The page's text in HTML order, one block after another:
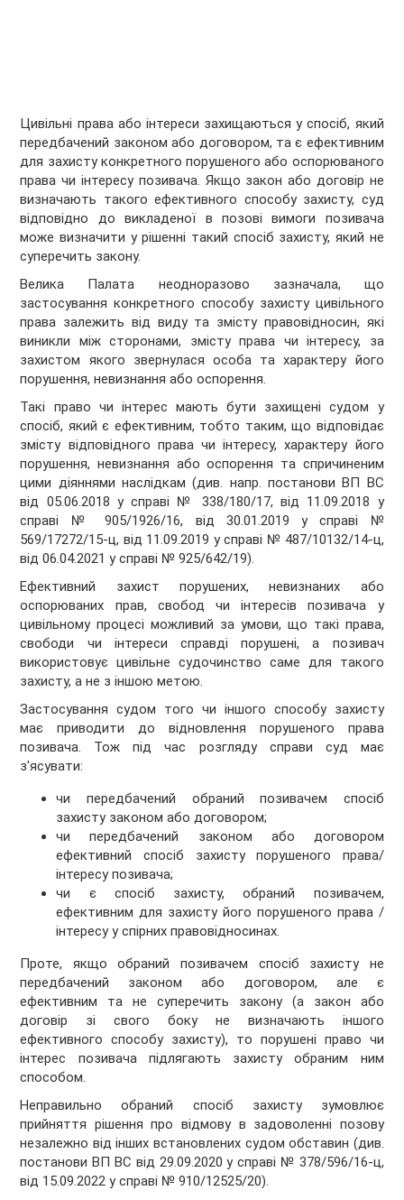
Цивільні права або інтереси захищаються у спосіб, який
передбачений законом або договором, та є ефективним
для захисту конкретного порушеного або оспорюваного
права чи інтересу позивача. Якщо закон або договір не
визначають такого ефективного способу захисту, суд
відповідно до викладеної в позові вимоги позивача
може визначити у рішенні такий спосіб захисту, який не
суперечить закону.
Велика Палата неодноразово зазначала, що
застосування конкретного способу захисту цивільного
права залежить від виду та змісту правовідносин, які
виникли між сторонами, змісту права чи інтересу, за
захистом якого звернулася особа та характеру його
порушення, невизнання або оспорення.
Такі право чи інтерес мають бути захищені судом у
спосіб, який є ефективним, тобто таким, що відповідає
змісту відповідного права чи інтересу, характеру його
порушення, невизнання або оспорення та спричиненим
цими діяннями наслідкам (див. напр. постанови ВП ВС
від 05.06.2018 у справі № 338/180/17, від 11.09.2018 у
справі № 905/1926/16, від 30.01.2019 у справі №
569/17272/15-ц, від 11.09.2019 у справі № 487/10132/14-ц,
від 06.04.2021 у справі № 925/642/19).
Ефективний захист порушених, невизнаних або
оспорюваних прав, свобод чи інтересів позивача у
цивільному процесі можливий за умови, що такі права,
свободи чи інтереси справді порушені, а позивач
використовує цивільне судочинство саме для такого
захисту, а не з іншою метою.
Застосування судом того чи іншого способу захисту
має приводити до відновлення порушеного права
позивача. Тож під час розгляду справи суд має
з'ясувати:
чи передбачений обраний позивачем спосіб
захисту законом або договором;
чи передбачений законом або договором
ефективний спосіб захисту порушеного права/
інтересу позивача;
чи є спосіб захисту, обраний позивачем,
ефективним для захисту його порушеного права /
інтересу у спірних правовідносинах.
Проте, якщо обраний позивачем спосіб захисту не
передбачений законом або договором, але є
ефективним та не суперечить закону (а закон або
договір зі свого боку не визначають іншого
ефективного способу захисту), то порушені право чи
інтерес позивача підлягають захисту обраним ним
способом.
Неправильно обраний спосіб захисту зумовлює
прийняття рішення про відмову в задоволенні позову
незалежно від інших встановлених судом обставин (див.
постанови ВП ВС від 29.09.2020 у справі № 378/596/16-ц,
від 15.09.2022 у справі № 910/12525/20).